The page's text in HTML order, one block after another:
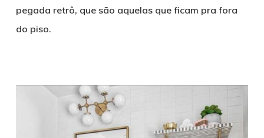
pegada retrô, que são aquelas que ficam pra fora
do piso.